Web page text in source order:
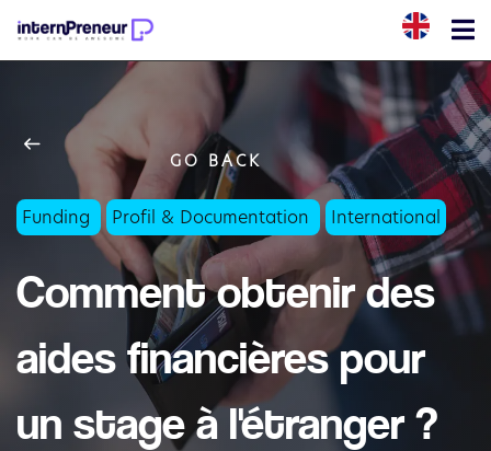
                    GO BACK
Funding Profil & Documentation International
Comment obtenir des
aides financières pour
un stage à l'étranger ?